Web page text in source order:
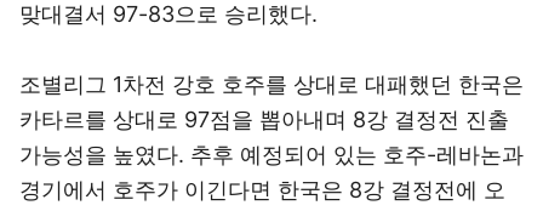
맞대결서 97-83으로 승리했다.
조별리그 1차전 강호 호주를 상대로 대패했던 한국은
카타르를 상대로 97점을 뽑아내며 8강 결정전 진출
가능성을 높였다. 추후 예정되어 있는 호주-레바논과
경기에서 호주가 이긴다면 한국은 8강 결정전에 오